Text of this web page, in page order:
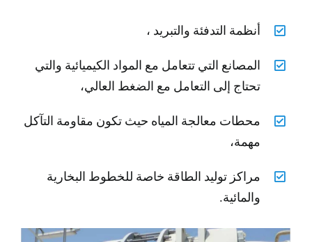
أنظمة التدفئة والتبريد ،
المصانع التي تتعامل مع المواد الكيميائية والتي
تحتاج إلى التعامل مع الضغط العالي،
محطات معالجة المياه حيث تكون مقاومة التآكل
مهمة،
مراكز توليد الطاقة خاصة للخطوط البخارية
والمائية.